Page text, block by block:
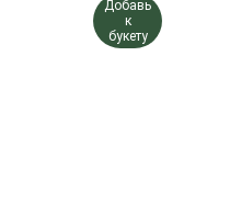
Добавь
к
букету